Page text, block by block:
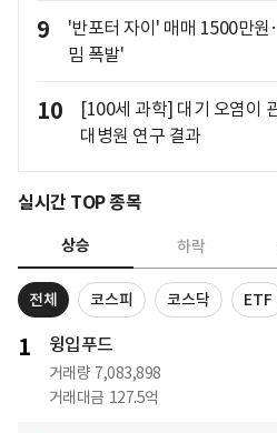
9
'반포터 자이' 매매 1500만
밈 폭발'
10
[100세 과학] 대기 오염이
대병원 연구 결과
실시간 TOP 종목
상승 하락
전체 코스피 코스닥 ETF
1 윙입푸드
거래량 7,083,898
거래대금 127.5억